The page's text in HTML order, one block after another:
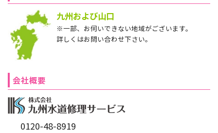
九州および山口
※一部、お伺いできない地域がございます。
詳しくはお問い合わせ下さい。
会社概要
0120-48-8919